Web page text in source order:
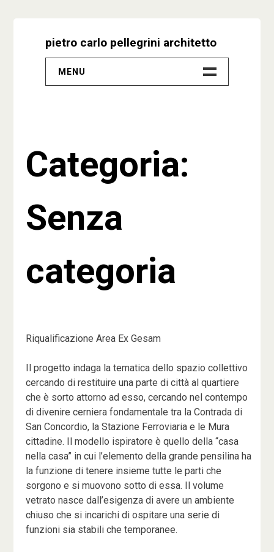
pietro carlo pellegrini architetto
MENU
Biografia
Categoria:
Senza
categoria
Riqualificazione Area Ex Gesam
Il progetto indaga la tematica dello spazio collettivo
cercando di restituire una parte di città al quartiere
che è sorto attorno ad esso, cercando nel contempo
di divenire cerniera fondamentale tra la Contrada di
San Concordio, la Stazione Ferroviaria e le Mura
cittadine. Il modello ispiratore è quello della “casa
nella casa” in cui l’elemento della grande pensilina ha
la funzione di tenere insieme tutte le parti che
sorgono e si muovono sotto di essa. Il volume
vetrato nasce dall’esigenza di avere un ambiente
chiuso che si incarichi di ospitare una serie di
funzioni sia stabili che temporanee.